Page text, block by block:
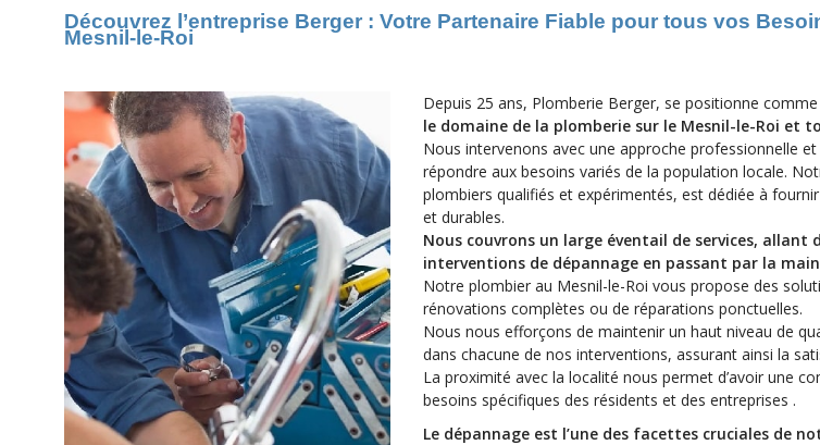
Découvrez l’entreprise Berger : Votre Partenaire Fiable pour tous vos
Mesnil-le-Roi
Depuis 25 ans, Plomberie Berger, se positionne
le domaine de la plomberie sur le Mesnil-le-Roi et
Nous intervenons avec une approche professionnelle
répondre aux besoins variés de la population locale.
plombiers qualifiés et expérimentés, est dédiée à
et durables.
Nous couvrons un large éventail de services,
interventions de dépannage en passant par la
Notre plombier au Mesnil-le-Roi vous propose des
rénovations complètes ou de réparations ponctuelles.
Nous nous efforçons de maintenir un haut niveau de
dans chacune de nos interventions, assurant ainsi la
La proximité avec la localité nous permet d’avoir une
besoins spécifiques des résidents et des entreprises .
Le dépannage est l’une des facettes cruciales de